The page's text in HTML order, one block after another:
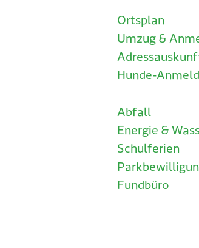
Ortsplan
Umzug &
Hunde-
Abfall
Energie &
Schulferien
Fundbüro